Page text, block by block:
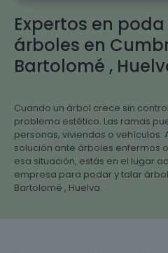
Expertos en
árboles en
Bartolomé ,
Cuando un árbol crece sin
problema estético. Las ramas
personas, viviendas o vehículos.
solución ante árboles enfermos
esa situación, estás en el lugar
empresa para podar y talar
Bartolomé , Huelva.